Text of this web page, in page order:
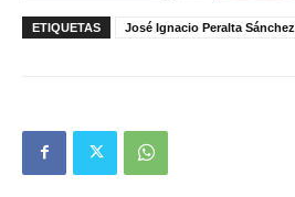
ETIQUETAS José Ignacio Peralta Sánchez